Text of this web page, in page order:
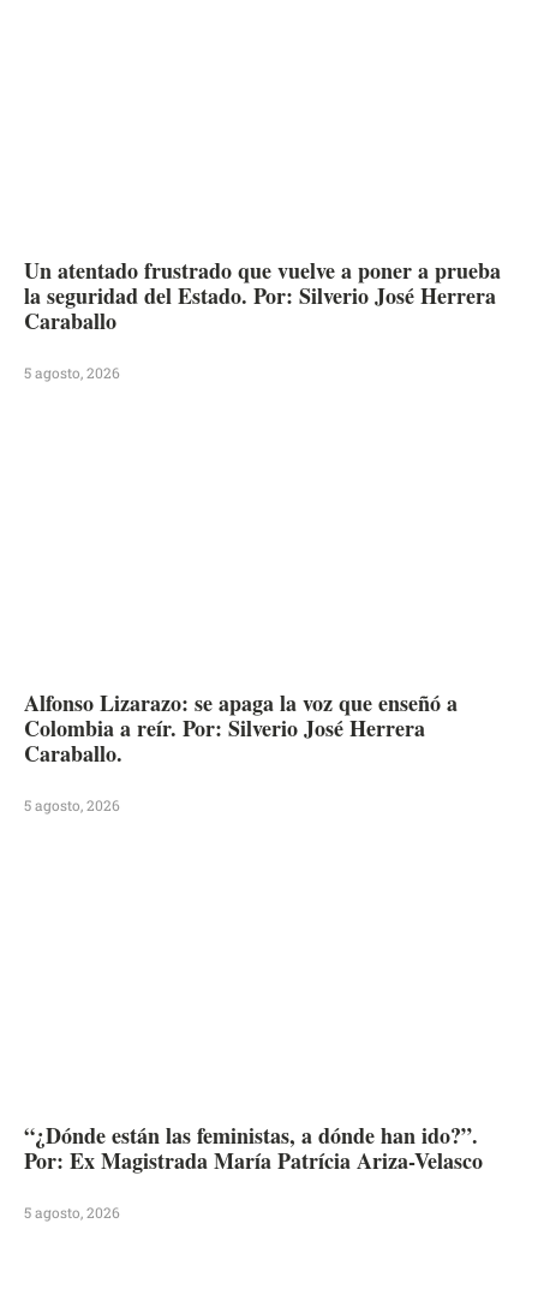
Un atentado frustrado que vuelve a poner a prueba
la seguridad del Estado. Por: Silverio José Herrera
Caraballo
5 agosto, 2026
Alfonso Lizarazo: se apaga la voz que enseñó a
Colombia a reír. Por: Silverio José Herrera
Caraballo.
5 agosto, 2026
“¿Dónde están las feministas, a dónde han ido?”.
Por: Ex Magistrada María Patrícia Ariza-Velasco
5 agosto, 2026